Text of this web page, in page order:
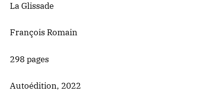
La Glissade
François Romain
298 pages
Autoédition, 2022